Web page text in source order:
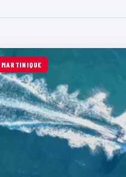
MARTINIQUE